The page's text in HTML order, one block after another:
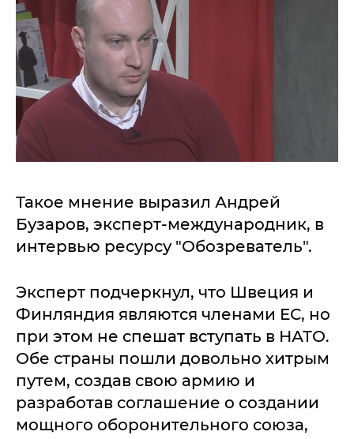
Такое мнение выразил Андрей
Бузаров, эксперт-международник, в
интервью ресурсу "Обозреватель".
Эксперт подчеркнул, что Швеция и
Финляндия являются членами ЕС, но
при этом не спешат вступать в НАТО.
Обе страны пошли довольно хитрым
путем, создав свою армию и
разработав соглашение о создании
мощного оборонительного союза,